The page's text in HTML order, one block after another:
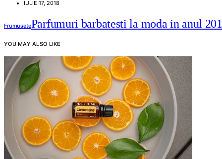
IULIE 17, 2018
FrumuseteParfumuri barbatesti la moda in anul
YOU MAY ALSO LIKE